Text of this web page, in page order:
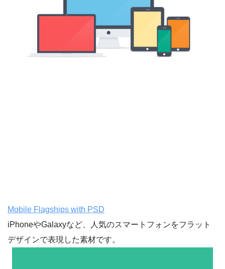
Mobile Flagships with PSD
iPhoneやGalaxyなど、人気のスマートフォンをフラット
デザインで表現した素材です。